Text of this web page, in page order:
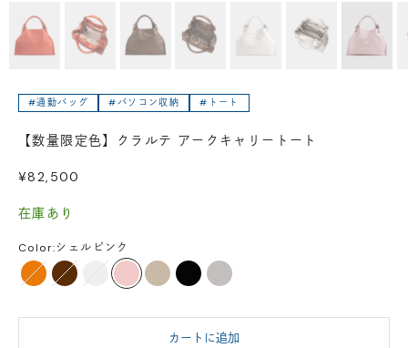
#通勤バッグ #パソコン収納 #トート
【数量限定色】クラルテ アークキャリートート
セール価格
¥82,500
在庫あり
Color:シェルピンク
パーシモンオレンジ
トリュフブラウン
ホワイトサンド
シェルピンク
サンドブラックアッシュグレー
カートに追加